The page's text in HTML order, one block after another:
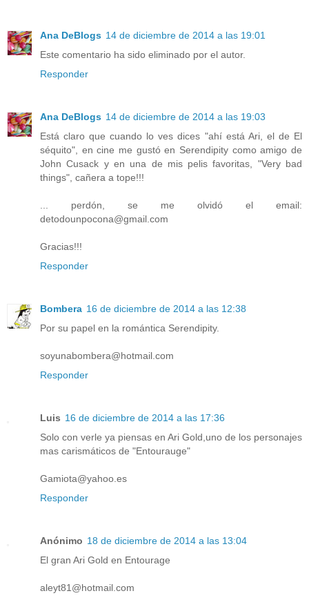
Ana DeBlogs 14 de diciembre de 2014 a las 19:01
Este comentario ha sido eliminado por el autor.
Responder
Ana DeBlogs 14 de diciembre de 2014 a las 19:03
Está claro que cuando lo ves dices "ahí está Ari, el de El
séquito", en cine me gustó en Serendipity como amigo de
John Cusack y en una de mis pelis favoritas, "Very bad
things", cañera a tope!!!
... perdón, se me olvidó el email:
detodounpocona@gmail.com
Gracias!!!
Responder
Bombera 16 de diciembre de 2014 a las 12:38
Por su papel en la romántica Serendipity.
soyunabombera@hotmail.com
Responder
Luis 16 de diciembre de 2014 a las 17:36
Solo con verle ya piensas en Ari Gold,uno de los personajes
mas carismáticos de "Entourauge"
Gamiota@yahoo.es
Responder
Anónimo 18 de diciembre de 2014 a las 13:04
El gran Ari Gold en Entourage
aleyt81@hotmail.com